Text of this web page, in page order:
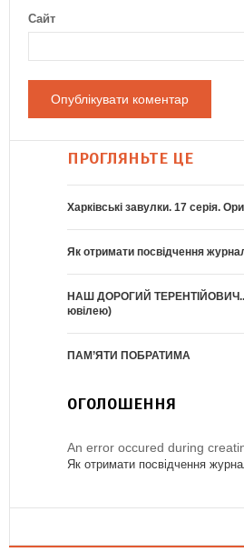
Сайт
ПРОГЛЯНЬТЕ ЦЕ
Харківські завулки. 17 серія.
Як отримати посвідчення
НАШ ДОРОГИЙ ТЕРЕНТІЙОВИЧ...
ювілею)
ПАМ’ЯТИ ПОБРАТИМА
ОГОЛОШЕННЯ
An error occured during
Як отримати посвідчення